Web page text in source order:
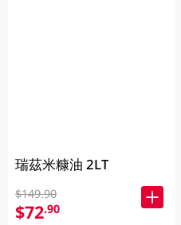
瑞茲米糠油 2LT
$149.90
$72.90